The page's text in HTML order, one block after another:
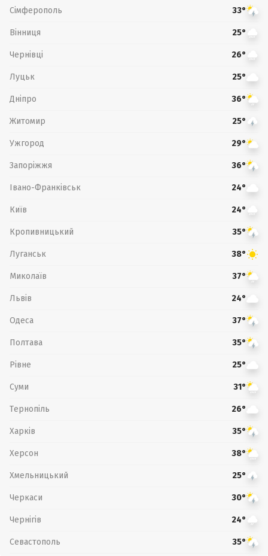
Сімферополь 33°
Вінниця 25°
Чернівці 26°
Луцьк 25°
Дніпро 36°
Житомир 25°
Ужгород 29°
Запоріжжя 36°
Івано-Франківськ 24°
Київ 24°
Кропивницький 35°
Луганськ 38°
Миколаїв 37°
Львів 24°
Одеса 37°
Полтава 35°
Рівне 25°
Суми 31°
Тернопіль 26°
Харків 35°
Херсон 38°
Хмельницький 25°
Черкаси 30°
Чернігів 24°
Севастополь 35°